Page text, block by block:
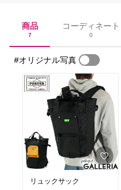
商品
7
コーディネート
0
#オリジナル写真
リュックサック